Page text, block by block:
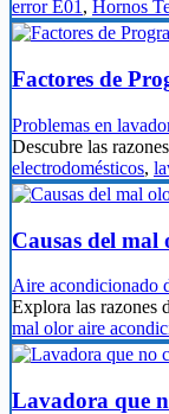
error E01 , Hornos
Factores de
Problemas en
Descubre las
electrodomésticos,
Causas del
Aire acondicionado
Explora las razones
mal olor aire
Lavadora que